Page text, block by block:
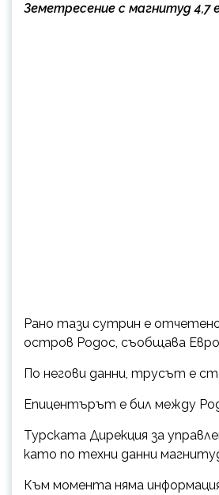
Земетресенue с магнитуд 4,7
Рано тази сутрин е
остров Родос, съобщава
По негови данни, трусът е
Епицентърът е бил между
Турската Дирекция за
като по техни данни
Към момента няма